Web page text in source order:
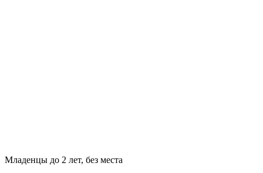
Младенцы до 2 лет, без места